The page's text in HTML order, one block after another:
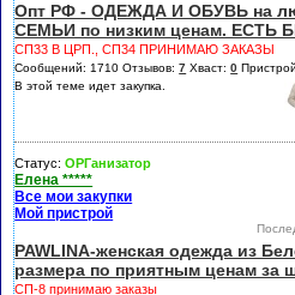
Опт РФ - ОДЕЖДА И ОБУВЬ на
СЕМЬИ по низким ценам. ЕСТЬ
СП33 В ЦРП., СП34 ПРИНИМАЮ ЗАКАЗЫ
Сообщений: 1710 Отзывов:7 Хваст:0
В этой теме идет закупка.
Статус:ОРГанизатор
Елена *****
Все мои закупки
Мой пристрой
PAWLINA-женская одежда из
размера по приятным ценам за
СП-8 принимаю заказы